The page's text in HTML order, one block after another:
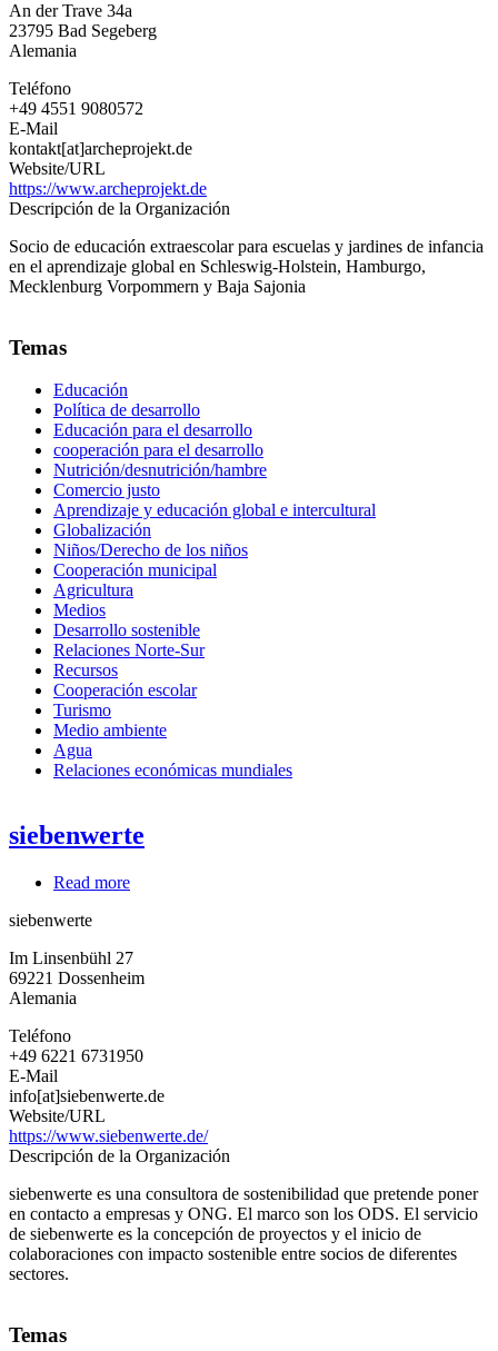
An der Trave 34a
23795 Bad Segeberg
Alemania
Teléfono
+49 4551 9080572
E-Mail
kontakt[at]archeprojekt.de
Website/URL
https://www.archeprojekt.de
Descripción de la Organización
Socio de educación extraescolar para escuelas y jardines de infancia
en el aprendizaje global en Schleswig-Holstein, Hamburgo,
Mecklenburg Vorpommern y Baja Sajonia
Temas
Educación
Política de desarrollo
Educación para el desarrollo
cooperación para el desarrollo
Nutrición/desnutrición/hambre
Comercio justo
Aprendizaje y educación global e intercultural
Globalización
Niños/Derecho de los niños
Cooperación municipal
Agricultura
Medios
Desarrollo sostenible
Relaciones Norte-Sur
Recursos
Cooperación escolar
Turismo
Medio ambiente
Agua
Relaciones económicas mundiales
siebenwerte
Read more
siebenwerte
Im Linsenbühl 27
69221 Dossenheim
Alemania
Teléfono
+49 6221 6731950
E-Mail
info[at]siebenwerte.de
Website/URL
https://www.siebenwerte.de/
Descripción de la Organización
siebenwerte es una consultora de sostenibilidad que pretende poner
en contacto a empresas y ONG. El marco son los ODS. El servicio
de siebenwerte es la concepción de proyectos y el inicio de
colaboraciones con impacto sostenible entre socios de diferentes
sectores.
Temas